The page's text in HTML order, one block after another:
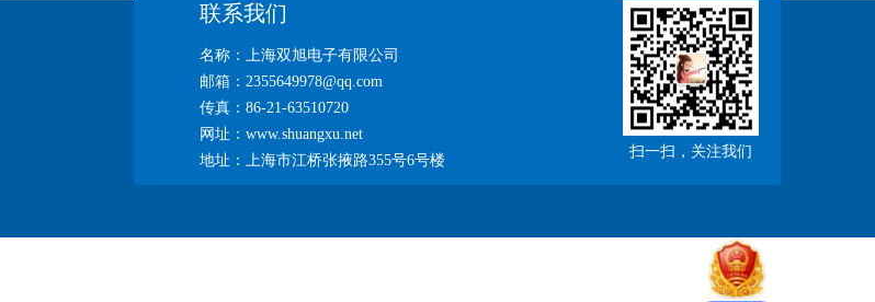
联系我们
名称：上海双旭电子有限公司
邮箱：2355649978@qq.com
传真：86-21-63510720
网址：www.shuangxu.net
地址：上海市江桥张掖路355号6号楼
扫一扫，关注我们